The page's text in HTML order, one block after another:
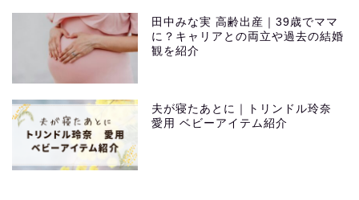
田中みな実 高齢出産｜39歳でママ
に？キャリアとの両立や過去の結婚
観を紹介
夫が寝たあとに｜トリンドル玲奈
愛用 ベビーアイテム紹介